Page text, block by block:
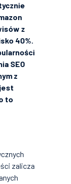
z
40%.
SEO
z
to
zalicza